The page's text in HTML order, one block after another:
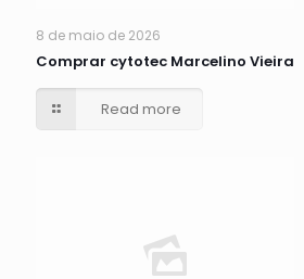
8 de maio de 2026
Comprar cytotec Marcelino Vieira
Read more